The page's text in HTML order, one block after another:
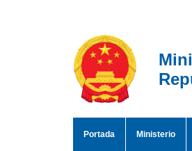
Portada Ministerio